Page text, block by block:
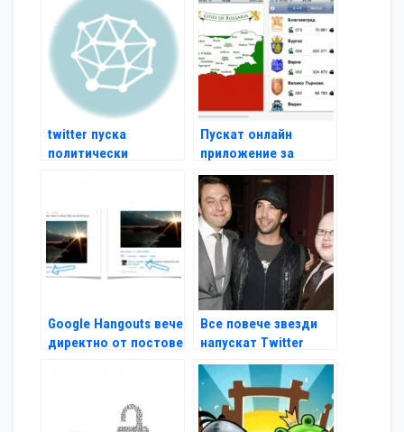
twitter пуска
политически
Пускат онлайн
приложение за
градовете на
България
Google Hangouts вече
директно от постове
Все повече звезди
напускат Twitter